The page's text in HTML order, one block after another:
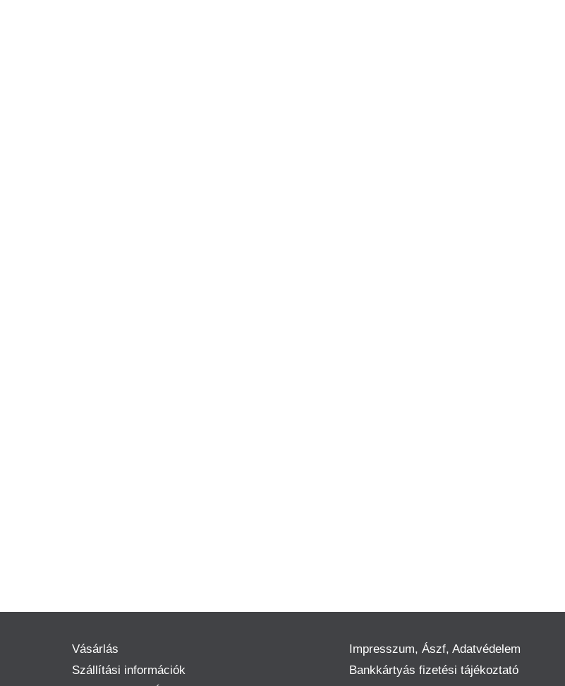
Vásárlás
Szállítási információk
Impresszum, Ászf, Adatvédelem
Bankkártyás fizetési tájékoztató